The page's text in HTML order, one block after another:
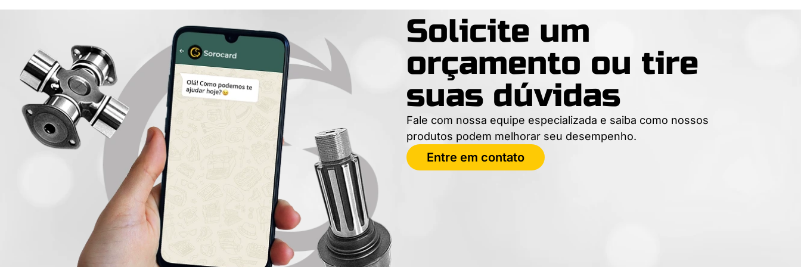
Solicite um
orçamento ou tire
suas dúvidas
Fale com nossa equipe especializada e saiba como nossos
produtos podem melhorar seu desempenho.
Entre em contato